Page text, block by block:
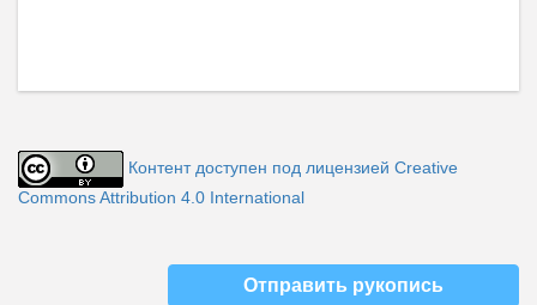
Контент доступен под лицензией Creative
Commons Attribution 4.0 International
Отправить рукопись